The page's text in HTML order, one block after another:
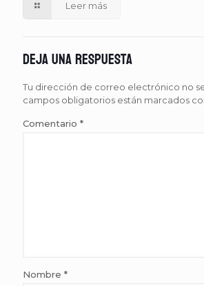
Leer más
Deja una respuesta
Tu dirección de correo electrónico no
campos obligatorios están marcados
Comentario *
Nombre *